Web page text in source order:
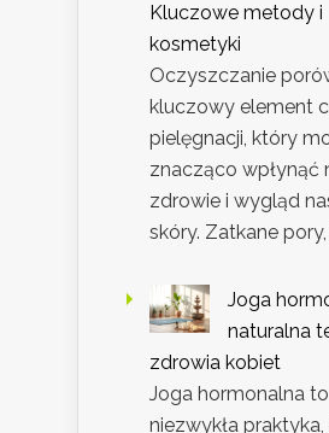
Kluczowe metody i
kosmetyki
Oczyszczanie
kluczowy element
pielęgnacji, który
znacząco wpłynąć
zdrowie i wygląd
skóry. Zatkane
Joga
naturalna
zdrowia kobiet
Joga hormonalna to
niezwykła